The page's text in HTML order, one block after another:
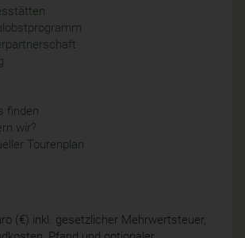
finden
wir?
Tourenplan
(€) inkl. gesetzlicher Mehrwertsteuer,